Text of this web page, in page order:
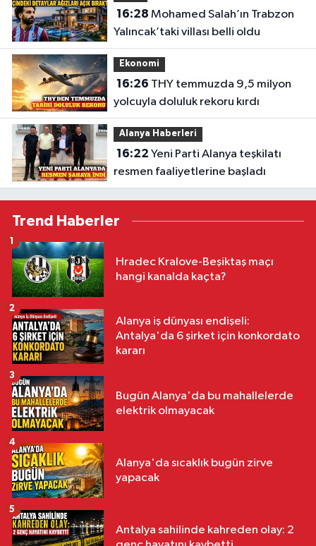
16:28
Yalıncak’taki villası belli oldu
Ekonomi
16:26
yolcuyla doluluk rekoru kırdı
Alanya Haberleri
16:22
resmen faaliyetlerine başladı
Trend Haberler
Hradec Kralove-Beşiktaş maçı
hangi kanalda kaçta?
1
Alanya iş dünyası endişeli:
Antalya'da 6 şirket için konkordato
kararı
2
Bugün Alanya'da bu mahallelerde
elektrik olmayacak
3
Alanya'da sıcaklık bugün zirve
yapacak
4
Antalya sahilinde kahreden olay: 2
5